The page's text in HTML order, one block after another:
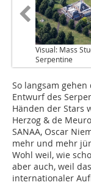
Visual: Mass
Serpentine
So langsam
Entwurf des
Händen der Stars
Herzog & de
SANAA, Oscar
mehr und mehr
Wohl weil, wie
aber auch, weil
internationaler